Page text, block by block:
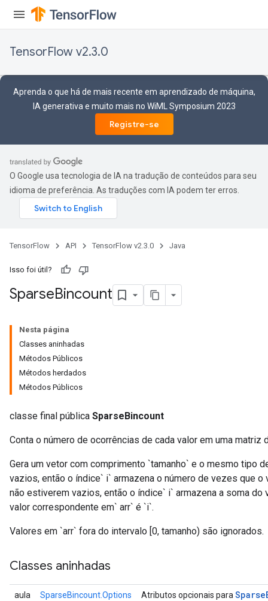
TensorFlow v2.3.0
Aprenda o que há de mais recente em aprendizado de máquina,
IA generativa e muito mais no WiML Symposium 2023
Registre-se
O Google usa tecnologia de IA na tradução de conteúdos para seu
idioma de preferência. As traduções com IA podem ter erros.
TensorFlow API TensorFlow v2.3.0 Java
Isso foi útil?
SparseBincount
Nesta página
Classes aninhadas
Métodos Públicos
Métodos herdados
Métodos Públicos
classe final pública SparseBincount
Conta o número de ocorrências de cada valor em uma matriz
Gera um vetor com comprimento `tamanho` e o mesmo tipo
vazios, então o índice` i` armazena o número de vezes que
não estiverem vazios, então o índice` i` armazena a soma
valor correspondente em` arr` é `i`.
Valores em `arr` fora do intervalo [0, tamanho) são ignorados.
Classes aninhadas
aula SparseBincount.Options Atributos opcionais para Sparse